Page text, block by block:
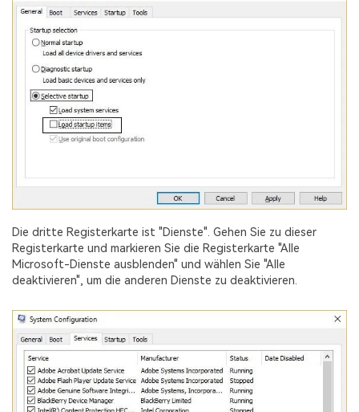
Die dritte Registerkarte ist "Dienste". Gehen Sie zu dieser
Registerkarte und markieren Sie die Registerkarte "Alle
Microsoft-Dienste ausblenden" und wählen Sie "Alle
deaktivieren", um die anderen Dienste zu deaktivieren.